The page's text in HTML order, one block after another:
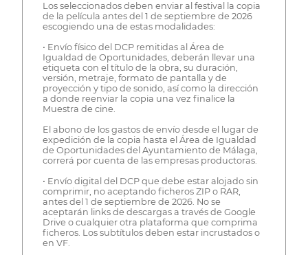
Los seleccionados deben enviar al festival la copia
de la película antes del 1 de septiembre de 2026
escogiendo una de estas modalidades:
• Envío físico del DCP remitidas al Área de
Igualdad de Oportunidades, deberán llevar una
etiqueta con el título de la obra, su duración,
versión, metraje, formato de pantalla y de
proyección y tipo de sonido, así como la dirección
a donde reenviar la copia una vez finalice la
Muestra de cine.
El abono de los gastos de envío desde el lugar de
expedición de la copia hasta el Área de Igualdad
de Oportunidades del Ayuntamiento de Málaga,
correrá por cuenta de las empresas productoras.
• Envío digital del DCP que debe estar alojado sin
comprimir, no aceptando ficheros ZIP o RAR,
antes del 1 de septiembre de 2026. No se
aceptarán links de descargas a través de Google
Drive o cualquier otra plataforma que comprima
ficheros. Los subtítulos deben estar incrustados o
en VF.